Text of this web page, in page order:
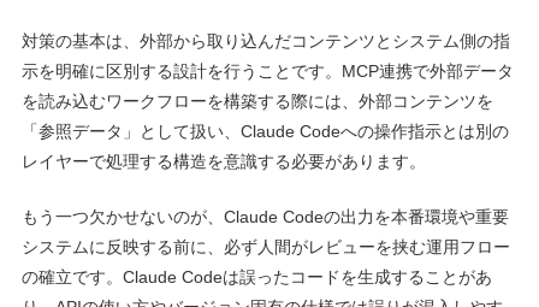
対策の基本は、外部から取り込んだコンテンツとシステム側の指
示を明確に区別する設計を行うことです。MCP連携で外部データ
を読み込むワークフローを構築する際には、外部コンテンツを
「参照データ」として扱い、Claude Codeへの操作指示とは別の
レイヤーで処理する構造を意識する必要があります。
もう一つ欠かせないのが、Claude Codeの出力を本番環境や重要
システムに反映する前に、必ず人間がレビューを挟む運用フロー
の確立です。Claude Codeは誤ったコードを生成することがあ